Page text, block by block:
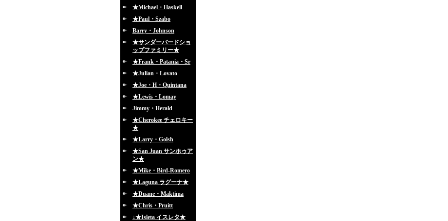
★Michael・Haskell
★Paul・Szabo
Barry・Johnson
★サンダーバードショ
ップファミリー★
★Frank・Patania・Sr
★Julian・Lovato
★Joe・H・Quintana
★Lewis・Lomay
Jimmy・Herald
★Cherokee チェロキー
★
★Larry・Golsh
★San Juan サンホゥア
ン★
★Mike・Bird-Romero
★Laguna ラグーナ★
★Duane・Maktima
★Chris・Pruitt
↓★Isleta イスレタ★